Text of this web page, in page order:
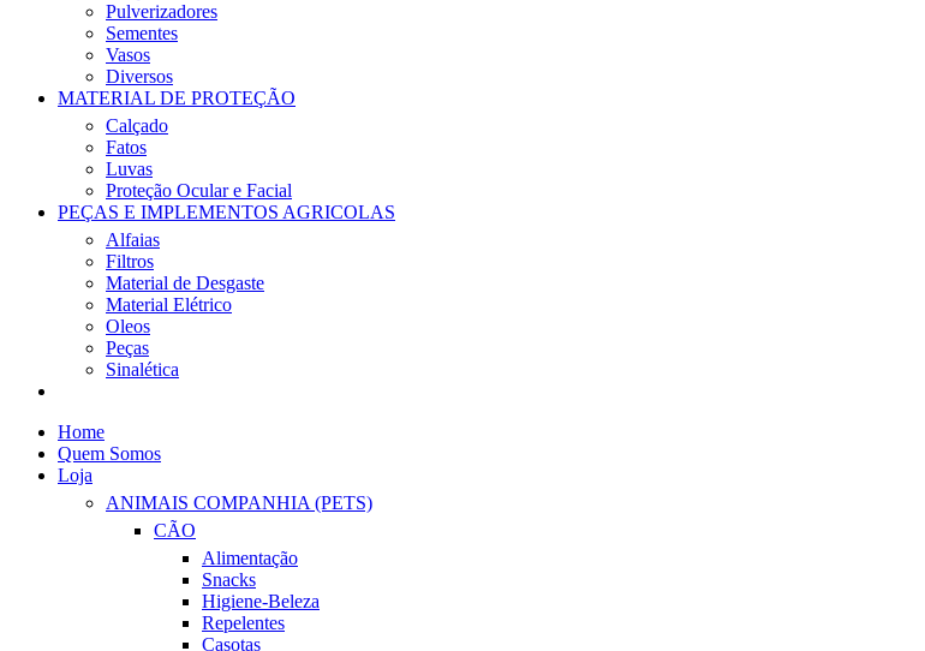
Pulverizadores
Sementes
Vasos
Diversos
MATERIAL DE PROTEÇÃO
Calçado
Fatos
Luvas
Proteção Ocular e Facial
PEÇAS E IMPLEMENTOS AGRICOLAS
Alfaias
Filtros
Material de Desgaste
Material Elétrico
Oleos
Peças
Sinalética
Home
Quem Somos
Loja
ANIMAIS COMPANHIA (PETS)
CÃO
Alimentação
Snacks
Higiene-Beleza
Repelentes
Casotas